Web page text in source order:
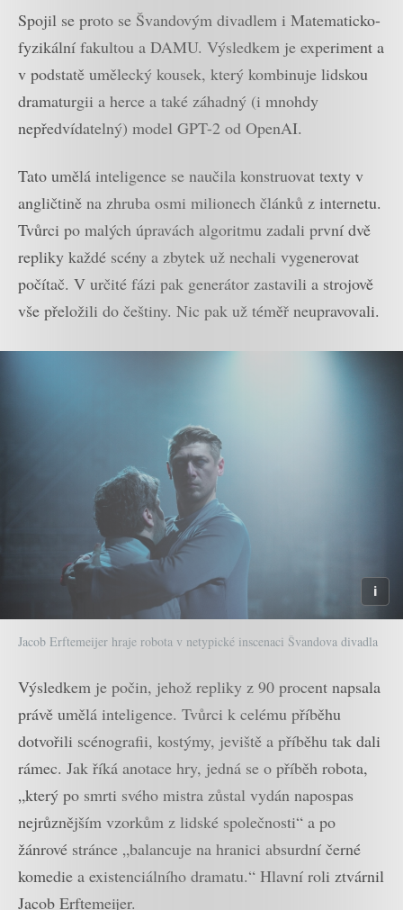
Spojil se proto se Švandovým divadlem i Matematicko-
fyzikální fakultou a DAMU. Výsledkem je experiment a
v podstatě umělecký kousek, který kombinuje lidskou
dramaturgii a herce a také záhadný (i mnohdy
nepředvídatelný) model GPT-2 od OpenAI.
Tato umělá inteligence se naučila konstruovat texty v
angličtině na zhruba osmi milionech článků z internetu.
Tvůrci po malých úpravách algoritmu zadali první dvě
repliky každé scény a zbytek už nechali vygenerovat
počítač. V určité fázi pak generátor zastavili a strojově
vše přeložili do češtiny. Nic pak už téměř neupravovali.
Jacob Erftemeijer hraje robota v netypické inscenaci Švandova divadla
Výsledkem je počin, jehož repliky z 90 procent napsala
právě umělá inteligence. Tvůrci k celému příběhu
dotvořili scénografii, kostýmy, jeviště a příběhu tak dali
rámec. Jak říká anotace hry, jedná se o příběh robota,
„který po smrti svého mistra zůstal vydán napospas
nejrůznějším vzorkům z lidské společnosti​“ a po
žánrové stránce „balancuje na hranici absurdní černé
komedie a existenciálního dramatu.“ Hlavní roli ztvárnil
Jacob Erftemeijer.